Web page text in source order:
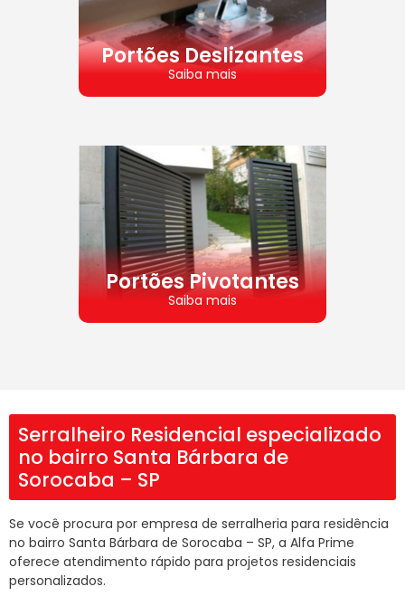
Portões Deslizantes
Saiba mais
Portões Pivotantes
Saiba mais
Serralheiro Residencial especializado
no bairro Santa Bárbara de
Sorocaba – SP
Se você procura por empresa de serralheria para residência
no bairro Santa Bárbara de Sorocaba – SP, a Alfa Prime
oferece atendimento rápido para projetos residenciais
personalizados.